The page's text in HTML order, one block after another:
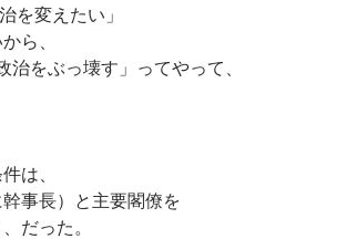
を変えたい」
ら、
治をぶっ壊す」ってやって、
は、
事長）と主要閣僚を
だった。